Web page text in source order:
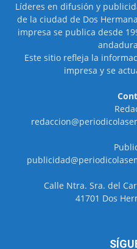
Líderes en difusión y
de la ciudad de Dos
impresa se publica desde
Este sitio refleja la
impresa y se
Calle Ntra. Sra. del
41701 Dos